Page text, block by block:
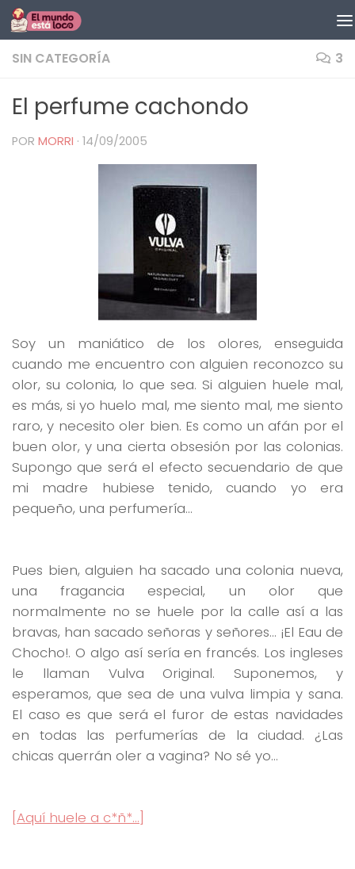
Saltar al contenido
SIN CATEGORÍA 3
El perfume cachondo
POR MORRI · 14/09/2005
Soy un maniático de los olores, enseguida
cuando me encuentro con alguien reconozco su
olor, su colonia, lo que sea. Si alguien huele mal,
es más, si yo huelo mal, me siento mal, me siento
raro, y necesito oler bien. Es como un afán por el
buen olor, y una cierta obsesión por las colonias.
Supongo que será el efecto secuendario de que
mi madre hubiese tenido, cuando yo era
pequeño, una perfumería…
Pues bien, alguien ha sacado una colonia nueva,
una fragancia especial, un olor que
normalmente no se huele por la calle así a las
bravas, han sacado señoras y señores… ¡El Eau de
Chocho!. O algo así sería en francés. Los ingleses
le llaman Vulva Original. Suponemos, y
esperamos, que sea de una vulva limpia y sana.
El caso es que será el furor de estas navidades
en todas las perfumerías de la ciudad. ¿Las
chicas querrán oler a vagina? No sé yo…
[Aquí huele a c*ñ*…]